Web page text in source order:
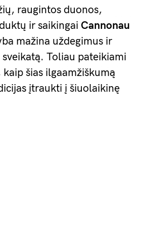
raugintos duonos,
ir saikingai Cannonau
mažina uždegimus ir
Toliau pateikiami
šias ilgaamžiškumą
įtraukti į šiuolaikinę